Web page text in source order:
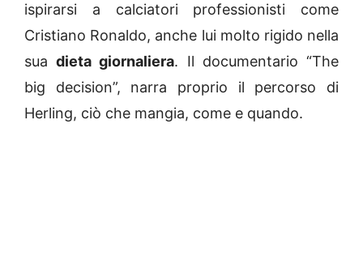
ispirarsi a calciatori professionisti come
Cristiano Ronaldo, anche lui molto rigido nella
suadieta giornaliera. Il documentario “The
big decision”, narra proprio il percorso di
Herling, ciò che mangia, come e quando.